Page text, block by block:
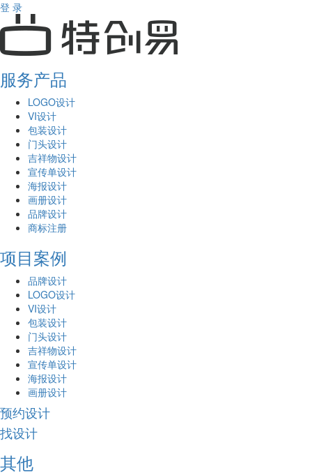
登 录
服务产品
LOGO设计
VI设计
包装设计
门头设计
吉祥物设计
宣传单设计
海报设计
画册设计
品牌设计
商标注册
项目案例
品牌设计
LOGO设计
VI设计
包装设计
门头设计
吉祥物设计
宣传单设计
海报设计
画册设计
预约设计
找设计
其他